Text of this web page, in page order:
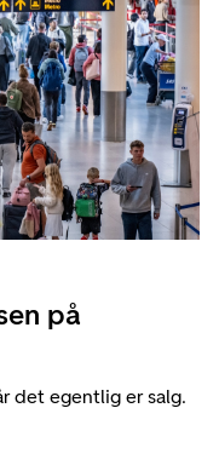
på
det egentlig er salg.